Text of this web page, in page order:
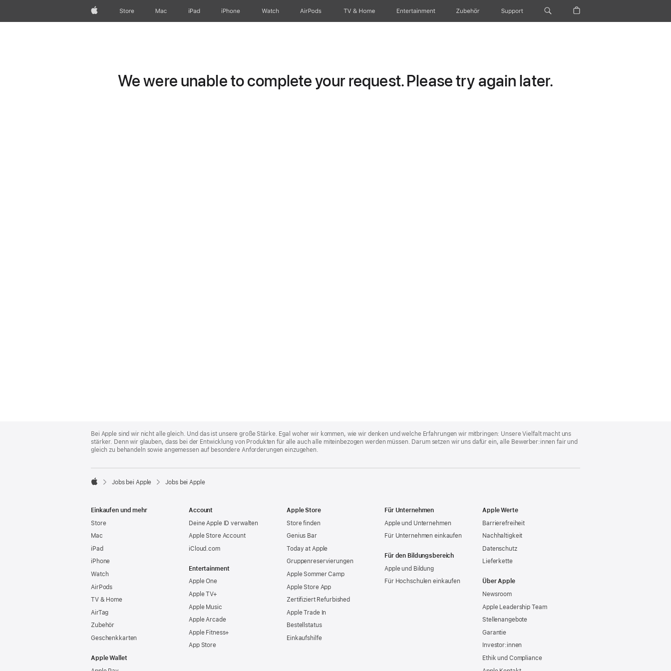
Apple Store Mac iPad iPhone Watch AirPods TV & Home Entertainment Zubehör Support
We were unable to complete your request. Please try again later.
Footer
Bei Apple sind wir nicht alle gleich. Und das ist unsere große Stärke. Egal woher wir kommen, wie wir denken und welche Erfahrungen wir mitbringen: Unsere Vielfalt macht uns
stärker. Denn wir glauben, dass bei der Entwicklung von Produkten für alle auch alle miteinbezogen werden müssen. Darum setzen wir uns dafür ein, alle Bewerber:innen fair und
gleich zu behandeln sowie angemessen auf besondere Anforderungen einzugehen.

Jobs bei Apple Jobs bei Apple
Einkaufen und mehr
Store
Mac
iPad
iPhone
Watch
AirPods
TV & Home
AirTag
Zubehör
Geschenkkarten
Apple Wallet
Account
Deine Apple ID verwalten
Apple Store Account
iCloud.com
Entertainment
Apple One
Apple TV+
Apple Music
Apple Arcade
Apple Fitness+
App Store
Apple Store
Store finden
Genius Bar
Today at Apple
Gruppen­reservierungen
Apple Sommer Camp
Apple Store App
Zertifiziert Refurbished
Apple Trade In
Bestellstatus
Einkaufshilfe
Für Unternehmen
Apple und Unternehmen
Für Unternehmen einkaufen
Für den Bildungsbereich
Apple und Bildung
Für Hochschulen einkaufen
Apple Werte
Barrierefreiheit
Nachhaltigkeit
Datenschutz
Lieferkette
Über Apple
Newsroom
Apple Leadership Team
Stellenangebote
Garantie
Investor:innen
Ethik und Compliance